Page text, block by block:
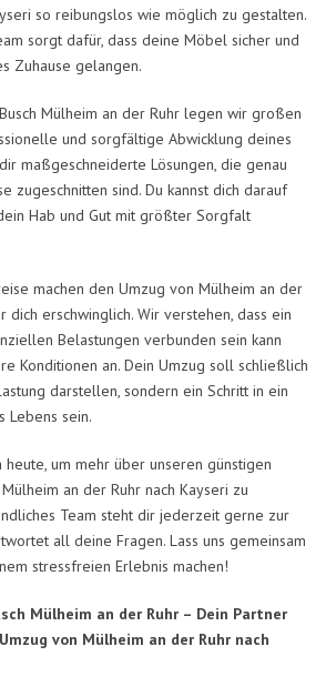
so reibungslos wie möglich zu gestalten.
sorgt dafür, dass deine Möbel sicher und
Zuhause gelangen.
Mülheim an der Ruhr legen wir großen
und sorgfältige Abwicklung deines
maßgeschneiderte Lösungen, die genau
zugeschnitten sind. Du kannst dich darauf
Hab und Gut mit größter Sorgfalt
machen den Umzug von Mülheim an der
dich erschwinglich. Wir verstehen, dass ein
Belastungen verbunden sein kann
Konditionen an. Dein Umzug soll schließlich
darstellen, sondern ein Schritt in ein
Lebens sein.
heute, um mehr über unseren günstigen
an der Ruhr nach Kayseri zu
Team steht dir jederzeit gerne zur
all deine Fragen. Lass uns gemeinsam
stressfreien Erlebnis machen!
Mülheim an der Ruhr – Dein Partner
von Mülheim an der Ruhr nach